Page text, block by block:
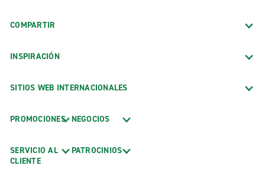
COMPARTIR
INSPIRACIÓN
SITIOS WEB INTERNACIONALES
PROMOCIONES
SERVICIO AL
CLIENTE
NEGOCIOS
PATROCINIOS